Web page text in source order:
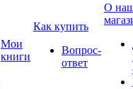
Мои
книги
Как купить
Вопрос-
ответ
О